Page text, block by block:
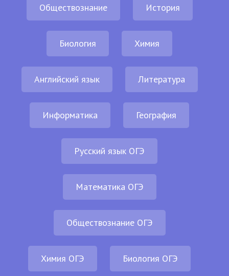
Обществознание История
Биология Химия
Английский язык Литература
Информатика География
Русский язык ОГЭ
Математика ОГЭ
Обществознание ОГЭ
Химия ОГЭ Биология ОГЭ